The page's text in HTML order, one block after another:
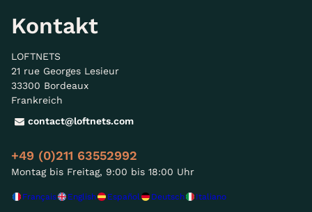
Kontakt
LOFTNETS
21 rue Georges Lesieur
33300 Bordeaux
Frankreich
contact@loftnets.com
+49 (0)211 63552992
Montag bis Freitag, 9:00 bis 18:00 Uhr
Français English Español Deutsch Italiano